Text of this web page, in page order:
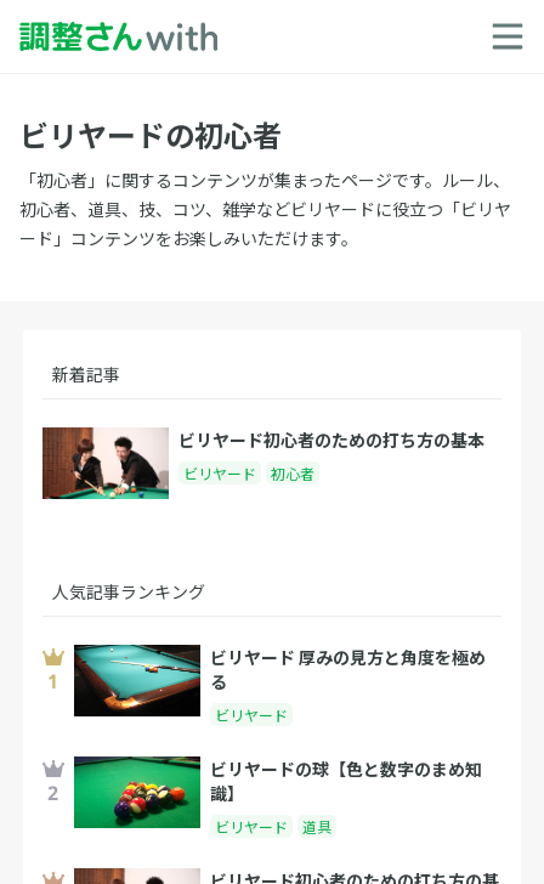
ビリヤードの初心者
「初心者」に関するコンテンツが集まったページです。ルール、
初心者、道具、技、コツ、雑学などビリヤードに役立つ「ビリヤ
ード」コンテンツをお楽しみいただけます。
新着記事
ビリヤード初心者のための打ち方の基本
ビリヤード 初心者
人気記事ランキング
ビリヤード 厚みの見方と角度を極め
る
ビリヤード
ビリヤードの球【色と数字のまめ知
識】
ビリヤード 道具